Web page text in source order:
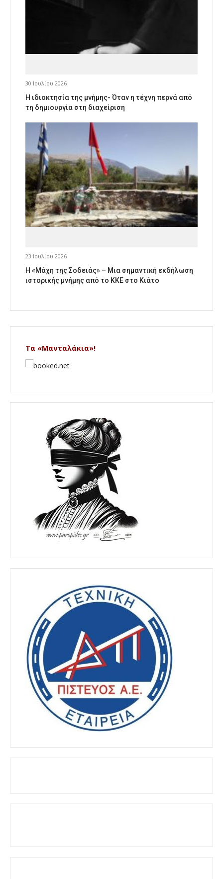
30 Ιουλίου 2026
Η ιδιοκτησία της μνήμης- Όταν η τέχνη περνά από
τη δημιουργία στη διαχείριση
23 Ιουλίου 2026
Η «Μάχη της Σοδειάς» – Μια σημαντική εκδήλωση
ιστορικής μνήμης από το ΚΚΕ στο Κιάτο
Τα «Μανταλάκια»!